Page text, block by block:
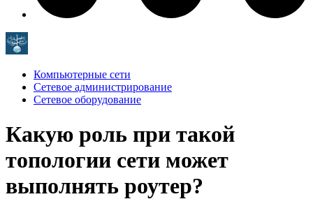
Компьютерные сети
Сетевое администрирование
Сетевое оборудование
Какую роль при такой
топологии сети может
выполнять роутер?